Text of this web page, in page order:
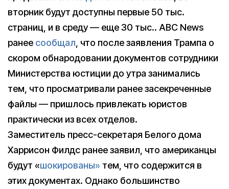
вторник будут доступны первые 50 тыс.
страниц, и в среду — еще 30 тыс.. ABC News
ранее сообщал, что после заявления Трампа о
скором обнародовании документов сотрудники
Министерства юстиции до утра занимались
тем, что просматривали ранее засекреченные
файлы — пришлось привлекать юристов
практически из всех отделов.
Заместитель пресс-секретаря Белого дома
Харрисон Филдс ранее заявил, что американцы
будут «шокированы» тем, что содержится в
этих документах. Однако большинство